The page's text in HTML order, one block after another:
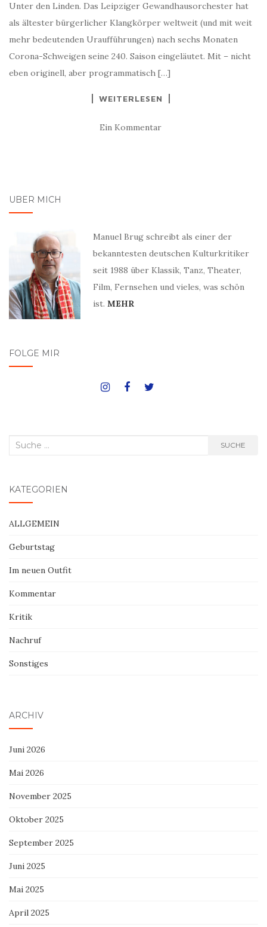
Unter den Linden. Das Leipziger Gewandhausorchester hat
als ältester bürgerlicher Klangkörper weltweit (und mit weit
mehr bedeutenden Uraufführungen) nach sechs Monaten
Corona-Schweigen seine 240. Saison eingeläutet. Mit – nicht
eben originell, aber programmatisch […]
WEITERLESEN
Ein Kommentar
ÜBER MICH
Manuel Brug schreibt als einer der
bekanntesten deutschen Kulturkritiker
seit 1988 über Klassik, Tanz, Theater,
Film, Fernsehen und vieles, was schön
ist. MEHR
FOLGE MIR
Suche
SUCHE
KATEGORIEN
ALLGEMEIN
Geburtstag
Im neuen Outfit
Kommentar
Kritik
Nachruf
Sonstiges
ARCHIV
Juni 2026
Mai 2026
November 2025
Oktober 2025
September 2025
Juni 2025
Mai 2025
April 2025